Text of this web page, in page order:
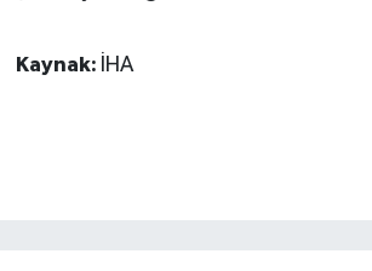
Kaynak: İHA